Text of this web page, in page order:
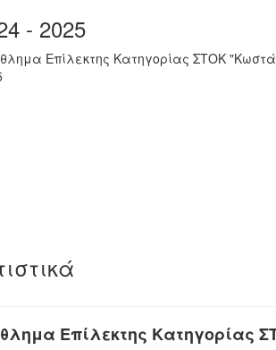
- 2025
Επίλεκτης Κατηγορίας ΣΤΟΚ
Επίλεκτης Κατηγορίας